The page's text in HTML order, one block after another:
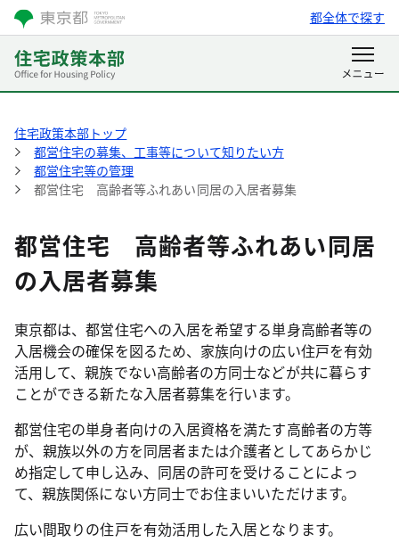
都全体で探す
住宅政策本部トップ
都営住宅の募集、工事等について知りたい方
都営住宅等の管理
都営住宅 高齢者等ふれあい同居の入居者募集
都営住宅 高齢者等ふれあい同居
の入居者募集
東京都は、都営住宅への入居を希望する単身高齢者等の
入居機会の確保を図るため、家族向けの広い住戸を有効
活用して、親族でない高齢者の方同士などが共に暮らす
ことができる新たな入居者募集を行います。
都営住宅の単身者向けの入居資格を満たす高齢者の方等
が、親族以外の方を同居者または介護者としてあらかじ
め指定して申し込み、同居の許可を受けることによっ
て、親族関係にない方同士でお住まいいただけます。
広い間取りの住戸を有効活用した入居となります。